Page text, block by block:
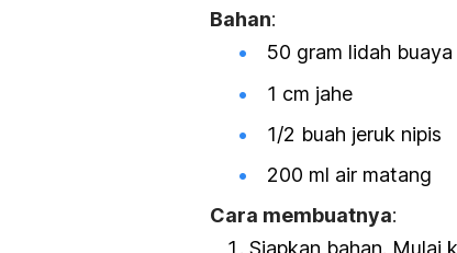
Bahan:
50 gram lidah buaya
1 cm jahe
1/2 buah jeruk nipis
200 ml air matang
Cara membuatnya:
Siapkan bahan. Mulai